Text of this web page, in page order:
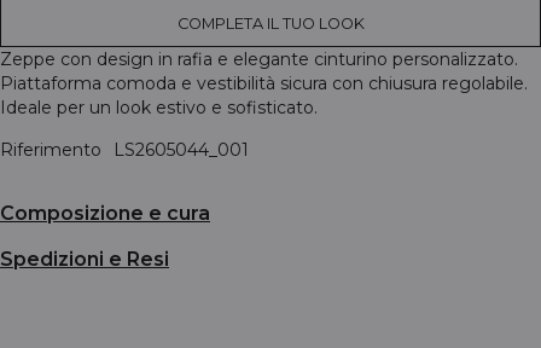
COMPLETA IL TUO LOOK
Zeppe con design in rafia e elegante cinturino personalizzato.
Piattaforma comoda e vestibilità sicura con chiusura regolabile.
Ideale per un look estivo e sofisticato.
Riferimento
LS2605044_001
Composizione e cura
Spedizioni e Resi